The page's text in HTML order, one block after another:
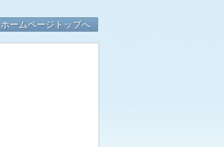
ホームページトップへ